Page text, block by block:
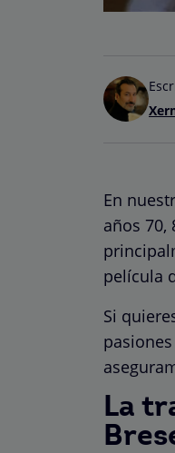
En
años 70,
película
Si
La